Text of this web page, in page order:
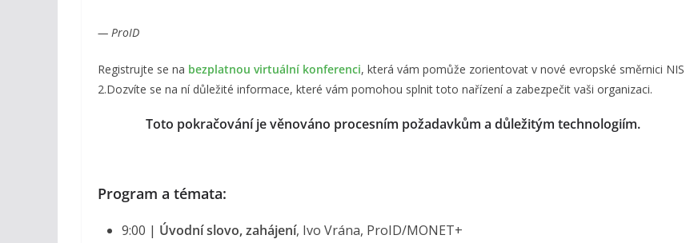
— ProID
Registrujte se na bezplatnou virtuální konferenci, která vám pomůže zorientovat v nové evropské směrnici NIS
2.Dozvíte se na ní důležité informace, které vám pomohou splnit toto nařízení a zabezpečit vaši organizaci.
Toto pokračování je věnováno procesním požadavkům a důležitým technologiím.
Program a témata:
9:00 | Úvodní slovo, zahájení, Ivo Vrána, ProID/MONET+